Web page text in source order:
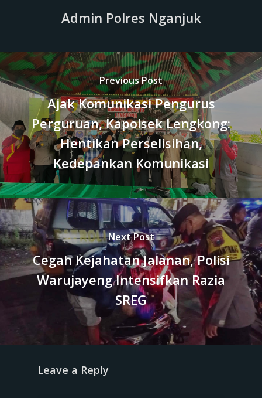
Admin Polres Nganjuk
Previous Post
Ajak Komunikasi Pengurus
Perguruan, Kapolsek Lengkong:
Hentikan Perselisihan,
Kedepankan Komunikasi
Next Post
Cegah Kejahatan Jalanan, Polisi
Warujayeng Intensifkan Razia
SREG
Leave a Reply